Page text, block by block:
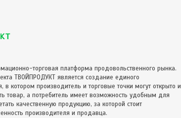
торговая платформа продовольственного рынка.
ТВОЙПРОДУКТ является создание единого
в котором производитель и торговые точки могут открыто и
товар, а потребитель имеет возможность удобным для
качественную продукцию, за которой стоит
производителя и продавца.